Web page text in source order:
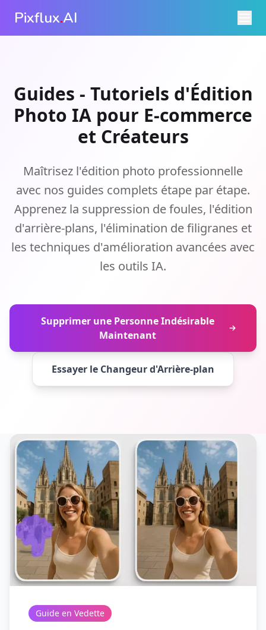
Pixflux.AI
Guides - Tutoriels d'Édition
Photo IA pour E-commerce
et Créateurs
Maîtrisez l'édition photo professionnelle
avec nos guides complets étape par étape.
Apprenez la suppression de foules, l'édition
d'arrière-plans, l'élimination de filigranes et
les techniques d'amélioration avancées avec
les outils IA.
Supprimer une Personne Indésirable
Maintenant
Essayer le Changeur d'Arrière-plan
Guide en Vedette